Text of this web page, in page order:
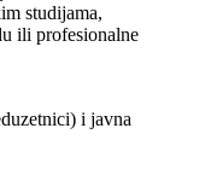
studijama,
ili profesionalne
i javna